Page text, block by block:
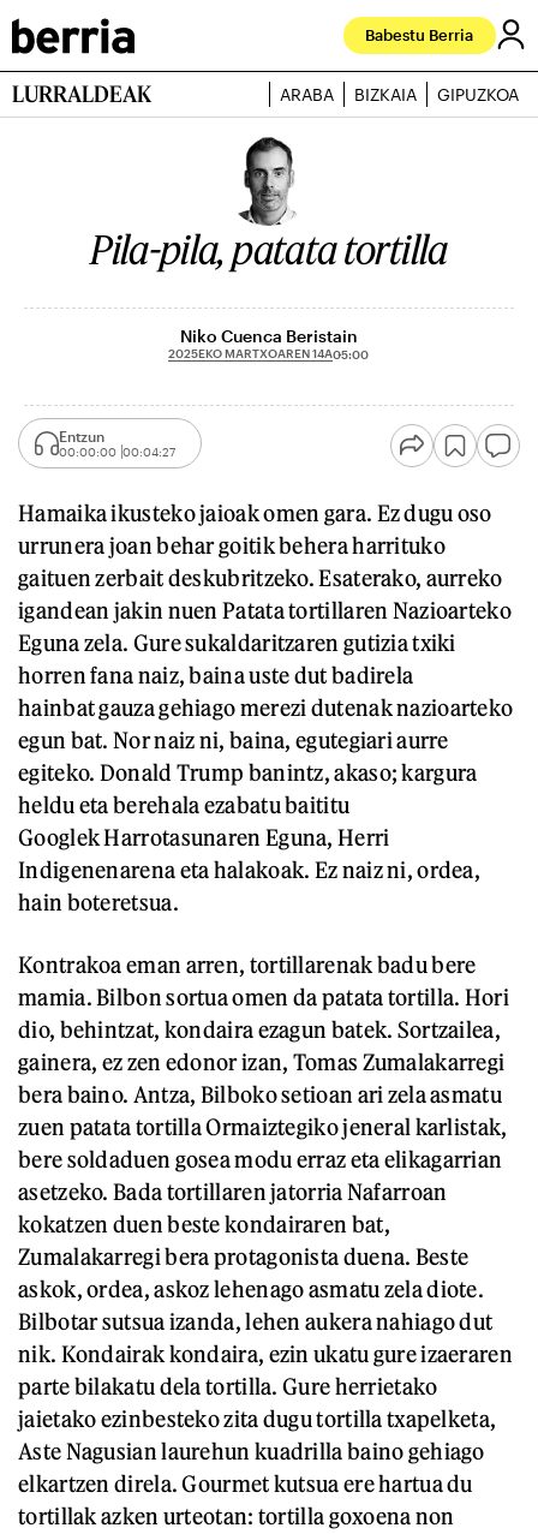
Babestu Berria
LURRALDEAK ARABA BIZKAIA GIPUZKOA
Pila-pila, patata tortilla
Niko Cuenca Beristain
2025EKO MARTXOAREN 14A05:00
Entzun
00:00:00 00:04:27
Hamaika ikusteko jaioak omen gara. Ez dugu oso
urrunera joan behar goitik behera harrituko
gaituen zerbait deskubritzeko. Esaterako, aurreko
igandean jakin nuen Patata tortillaren Nazioarteko
Eguna zela. Gure sukaldaritzaren gutizia txiki
horren fana naiz, baina uste dut badirela
hainbat gauza gehiago merezi dutenak nazioarteko
egun bat. Nor naiz ni, baina, egutegiari aurre
egiteko. Donald Trump banintz, akaso; kargura
heldu eta berehala ezabatu baititu
Googlek Harrotasunaren Eguna, Herri
Indigenenarena eta halakoak. Ez naiz ni, ordea,
hain boteretsua.
Kontrakoa eman arren, tortillarenak badu bere
mamia. Bilbon sortua omen da patata tortilla. Hori
dio, behintzat, kondaira ezagun batek. Sortzailea,
gainera, ez zen edonor izan, Tomas Zumalakarregi
bera baino. Antza, Bilboko setioan ari zela asmatu
zuen patata tortilla Ormaiztegiko jeneral karlistak,
bere soldaduen gosea modu erraz eta elikagarrian
asetzeko. Bada tortillaren jatorria Nafarroan
kokatzen duen beste kondairaren bat,
Zumalakarregi bera protagonista duena. Beste
askok, ordea, askoz lehenago asmatu zela diote.
Bilbotar sutsua izanda, lehen aukera nahiago dut
nik. Kondairak kondaira, ezin ukatu gure izaeraren
parte bilakatu dela tortilla. Gure herrietako
jaietako ezinbesteko zita dugu tortilla txapelketa,
Aste Nagusian laurehun kuadrilla baino gehiago
elkartzen direla. Gourmet kutsua ere hartua du
tortillak azken urteotan: tortilla goxoena non